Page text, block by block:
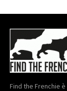
Find the Frenchie